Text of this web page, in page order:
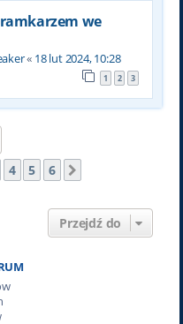
we
« 18 lut 2024, 10:28
1 2 3
4 5 6
Przejdź do